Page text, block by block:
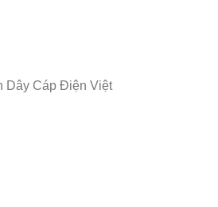
Dây Cáp Điện Việt